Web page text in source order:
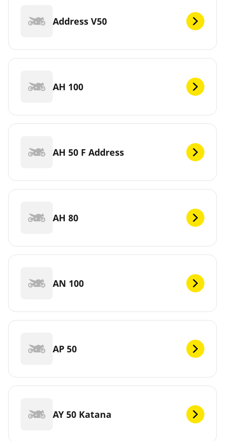
Address V50
AH 100
AH 50 F Address
AH 80
AN 100
AP 50
AY 50 Katana